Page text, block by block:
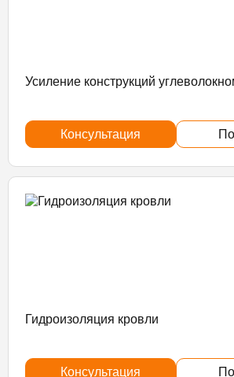
Усиление конструкций
Консультация
Гидроизоляция кровли
Консультация